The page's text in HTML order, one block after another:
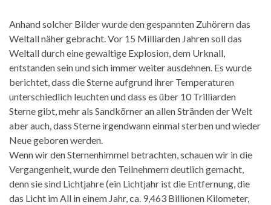
Anhand solcher Bilder wurde den gespannten Zuhörern das
Weltall näher gebracht. Vor 15 Milliarden Jahren soll das
Weltall durch eine gewaltige Explosion, dem Urknall,
entstanden sein und sich immer weiter ausdehnen. Es wurde
berichtet, dass die Sterne aufgrund ihrer Temperaturen
unterschiedlich leuchten und dass es über 10 Trilliarden
Sterne gibt, mehr als Sandkörner an allen Stränden der Welt
aber auch, dass Sterne irgendwann einmal sterben und wieder
Neue geboren werden.
Wenn wir den Sternenhimmel betrachten, schauen wir in die
Vergangenheit, wurde den Teilnehmern deutlich gemacht,
denn sie sind Lichtjahre (ein Lichtjahr ist die Entfernung, die
das Licht im All in einem Jahr, ca. 9,463 Billionen Kilometer,